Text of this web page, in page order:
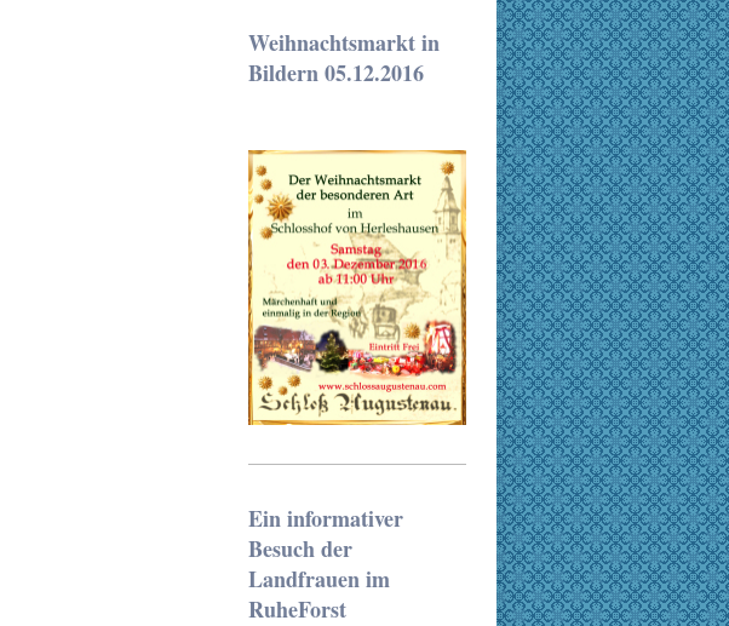
Weihnachtsmarkt in
Bildern 05.12.2016
Ein informativer
Besuch der
Landfrauen im
RuheForst